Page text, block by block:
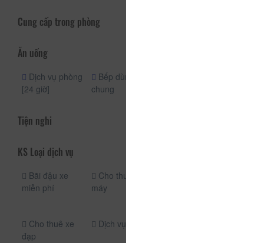
Cung cấp trong phòng
Ăn uống
Dịch vụ phòng
[24 giờ]
Bếp dùng
chung
Tiện nghi
KS Loại dịch vụ
Bãi đậu xe
miễn phí
Cho thuê xe
máy
Cho thuê xe
đạp
Dịch vụ taxi